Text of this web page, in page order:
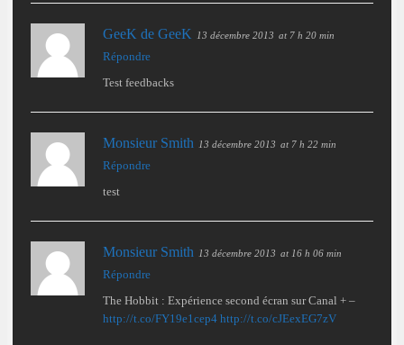
GeeK de GeeK 13 décembre 2013 at 7 h 20 min
Répondre
Test feedbacks
Monsieur Smith 13 décembre 2013 at 7 h 22 min
Répondre
test
Monsieur Smith 13 décembre 2013 at 16 h 06 min
Répondre
The Hobbit : Expérience second écran sur Canal + –
http://t.co/FY19e1cep4 http://t.co/cJEexEG7zV